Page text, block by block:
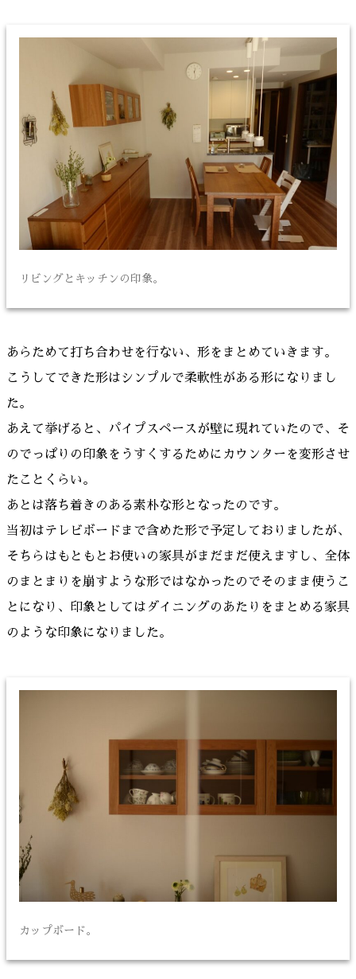
リビングとキッチンの印象。
あらためて打ち合わせを行ない、形をまとめていきます。
こうしてできた形はシンプルで柔軟性がある形になりまし
た。
あえて挙げると、パイプスペースが壁に現れていたので、そ
のでっぱりの印象をうすくするためにカウンターを変形させ
たことくらい。
あとは落ち着きのある素朴な形となったのです。
当初はテレビボードまで含めた形で予定しておりましたが、
そちらはもともとお使いの家具がまだまだ使えますし、全体
のまとまりを崩すような形ではなかったのでそのまま使うこ
とになり、印象としてはダイニングのあたりをまとめる家具
のような印象になりました。
カップボード。